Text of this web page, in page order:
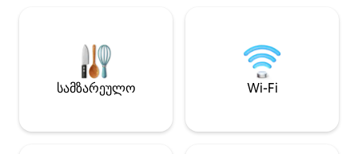
სამზარეულო Wi-Fi